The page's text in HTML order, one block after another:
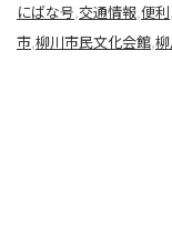
にばな号,交通情報,便利,
市,柳川市民文化会館,